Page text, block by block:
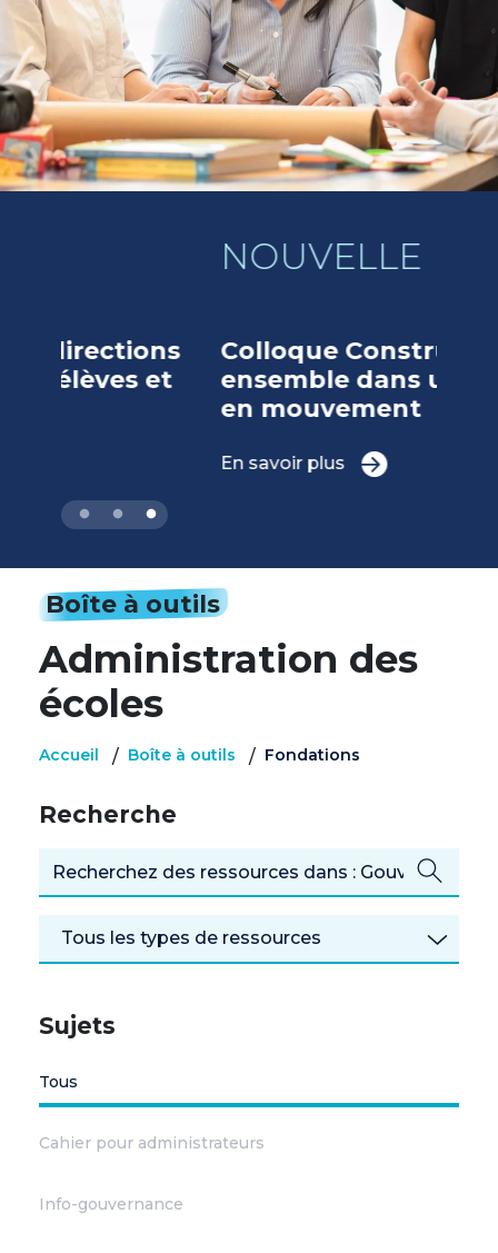
NOUVELLE
Colloque Construire
ensemble dans un monde
en mouvement
Boîte à outils
Administration des
écoles
Accueil / Boîte à outils / Fondations
Recherche
Tous les types de ressources
Sujets
Tous
Cahier pour administrateurs
Info-gouvernance